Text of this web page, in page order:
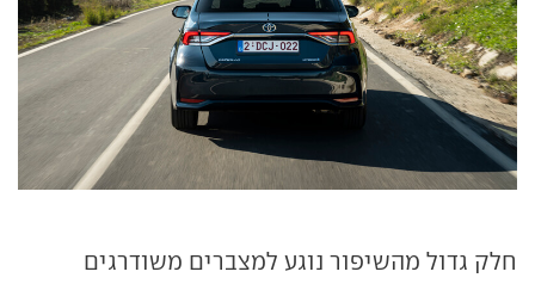
חלק גדול מהשיפור נוגע למצברים משודרגים